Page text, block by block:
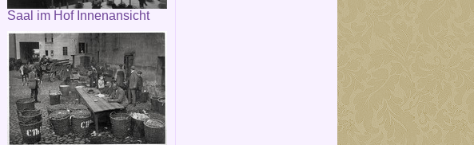
Saal im Hof Innenansicht